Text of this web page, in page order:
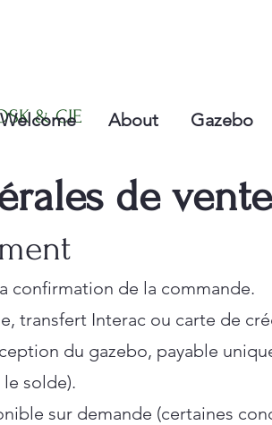
& CIE
Welcome About Gazebo
de vente
confirmation de la commande.
transfert Interac ou carte de
du gazebo, payable
solde).
sur demande (certaines